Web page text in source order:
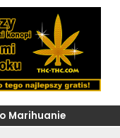
Marihuanie